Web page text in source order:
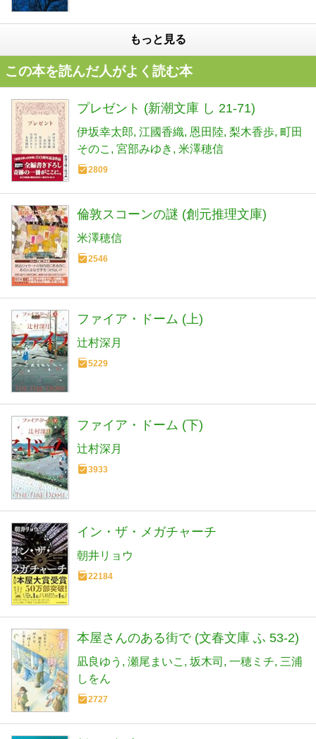
もっと見る
この本を読んだ人がよく読む本
プレゼント (新潮文庫 し 21-71)
伊坂幸太郎 江國香織 恩田陸 梨木香歩 町田
そのこ
宮部みゆき 米澤穂信
2809
倫敦スコーンの謎 (創元推理文庫)
米澤穂信
2546
ファイア・ドーム (上)
辻村深月
5229
ファイア・ドーム (下)
辻村深月
3933
イン・ザ・メガチャーチ
朝井リョウ
22184
本屋さんのある街で (文春文庫 ふ 53-2)
凪良ゆう 瀬尾まいこ 坂木司 一穂ミチ 三浦
しをん
2727